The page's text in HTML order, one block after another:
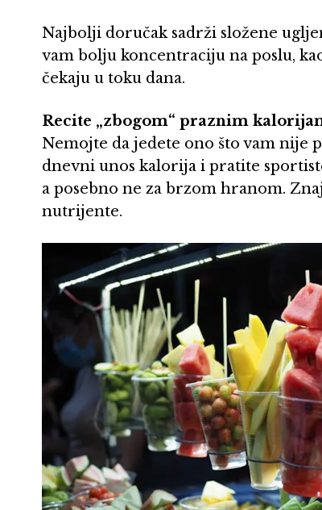
Najbolji doručak sadrži složene
vam bolju koncentraciju na poslu,
čekaju u toku dana.
Recite „zbogom“ praznim
Nemojte da jedete ono što vam nije
dnevni unos kalorija i pratite
a posebno ne za brzom hranom.
nutrijente.